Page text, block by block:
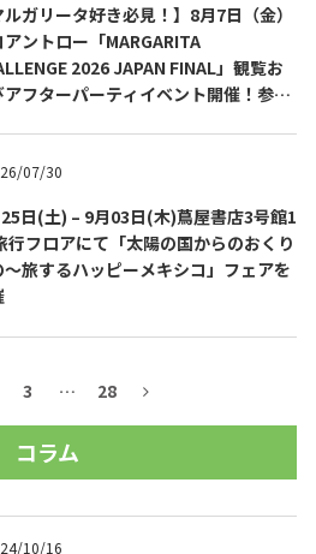
ルガリータ好き必見！】8月7日（金）
アントロー「MARGARITA
2026 JAPAN FINAL」観覧お
アフターパーティイベント開催！参加
07/30
日(土) – 9月03日(木)蔦屋書店3号館1
行フロアにて「太陽の国からのおくり
～旅するハッピーメキシコ」フェアを
3 … 28
コラム
10/16